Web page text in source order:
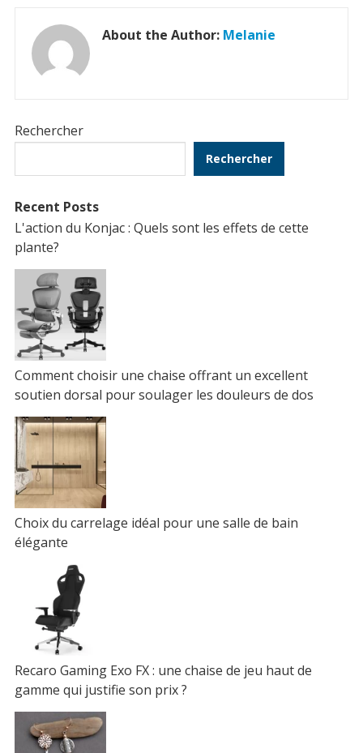
About the Author: Melanie
Rechercher
Rechercher
Recent Posts
L'action du Konjac : Quels sont les effets de cette
plante?
Comment choisir une chaise offrant un excellent
soutien dorsal pour soulager les douleurs de dos
Choix du carrelage idéal pour une salle de bain
élégante
Recaro Gaming Exo FX : une chaise de jeu haut de
gamme qui justifie son prix ?